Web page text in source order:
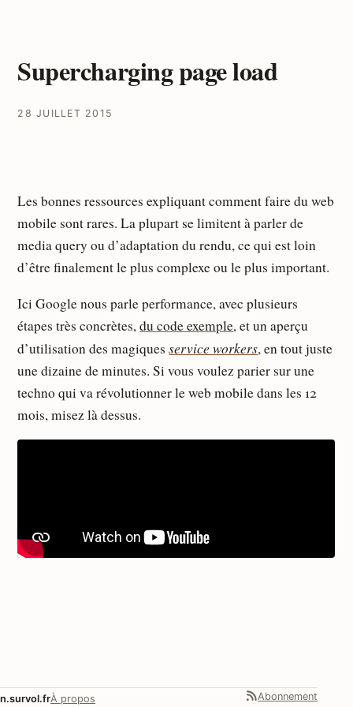
Supercharging page load
28 JUILLET 2015
Les bonnes ressources expliquant comment faire du web
mobile sont rares. La plupart se limitent à parler de
media query ou d’adaptation du rendu, ce qui est loin
d’être finalement le plus complexe ou le plus important.
Ici Google nous parle performance, avec plusieurs
étapes très concrètes,du code exemple, et un aperçu
d’utilisation des magiquesservice workers, en tout juste
une dizaine de minutes. Si vous voulez parier sur une
techno qui va révolutionner le web mobile dans les 12
mois, misez là dessus.
n.survol.frÀ propos Abonnement